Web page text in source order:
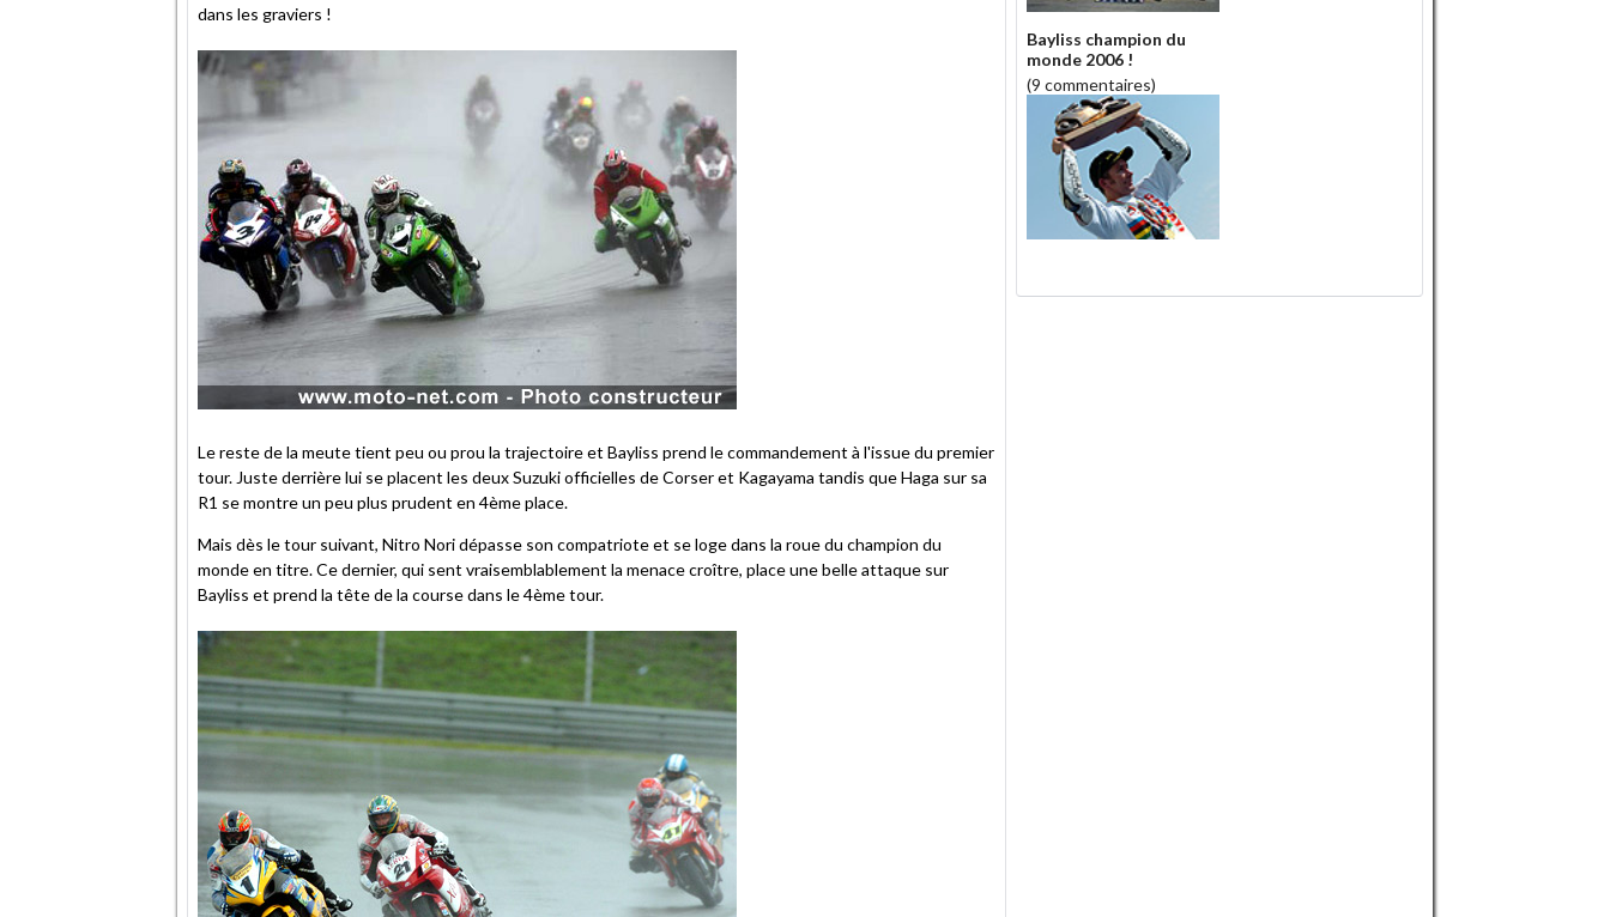
dans les graviers !
Le reste de la meute tient peu ou prou la trajectoire et Bayliss prend le commandement à l'issue du premier
tour. Juste derrière lui se placent les deux Suzuki officielles de Corser et Kagayama tandis que Haga sur sa
R1 se montre un peu plus prudent en 4ème place.
Mais dès le tour suivant, Nitro Nori dépasse son compatriote et se loge dans la roue du champion du
monde en titre. Ce dernier, qui sent vraisemblablement la menace croître, place une belle attaque sur
Bayliss et prend la tête de la course dans le 4ème tour.
Bayliss champion du
monde 2006 !
(9 commentaires)